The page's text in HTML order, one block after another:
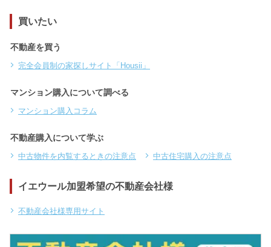
買いたい
不動産を買う
完全会員制の家探しサイト「Housii」
マンション購入について調べる
マンション購入コラム
不動産購入について学ぶ
中古物件を内覧するときの注意点 中古住宅購入の注意点
イエウール加盟希望の不動産会社様
不動産会社様専用サイト